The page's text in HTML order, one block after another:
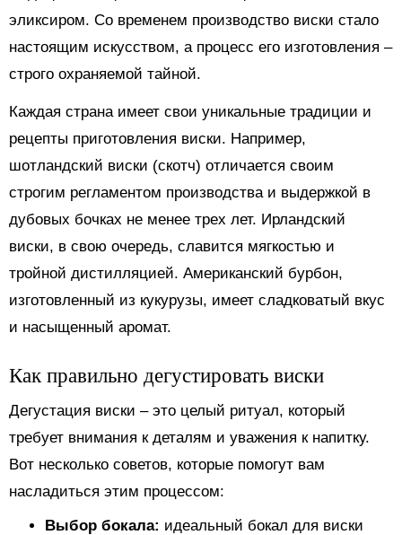
эликсиром. Со временем производство виски стало
настоящим искусством, а процесс его изготовления –
строго охраняемой тайной.
Каждая страна имеет свои уникальные традиции и
рецепты приготовления виски. Например,
шотландский виски (скотч) отличается своим
строгим регламентом производства и выдержкой в
дубовых бочках не менее трех лет. Ирландский
виски, в свою очередь, славится мягкостью и
тройной дистилляцией. Американский бурбон,
изготовленный из кукурузы, имеет сладковатый вкус
и насыщенный аромат.
Как правильно дегустировать виски
Дегустация виски – это целый ритуал, который
требует внимания к деталям и уважения к напитку.
Вот несколько советов, которые помогут вам
насладиться этим процессом:
Выбор бокала: идеальный бокал для виски